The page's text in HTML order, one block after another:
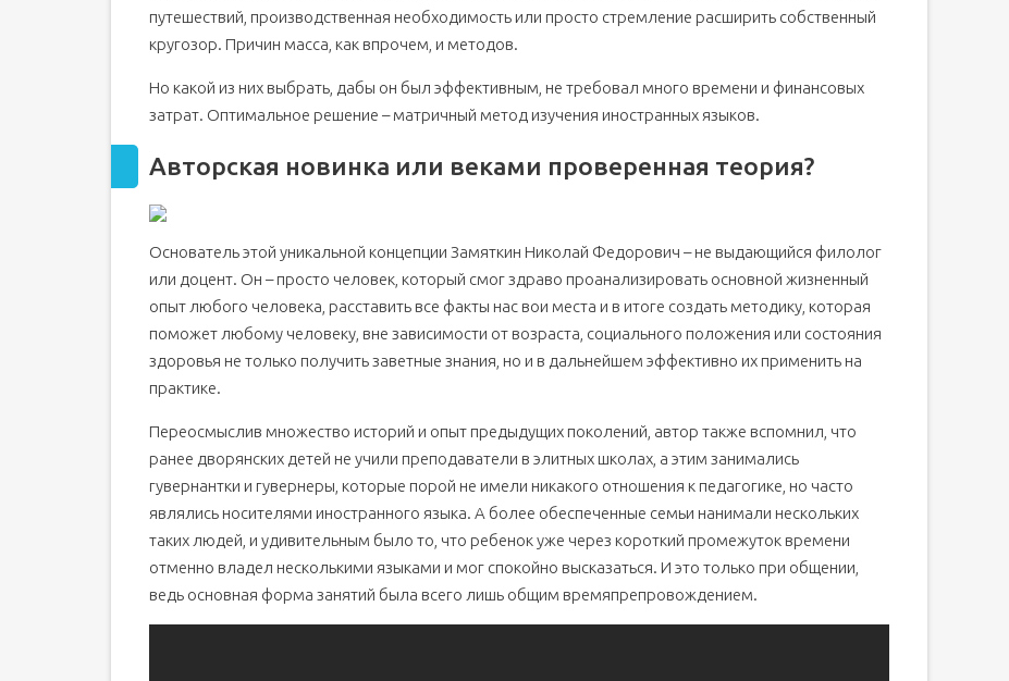
путешествий, производственная необходимость или просто стремление расширить собственный
кругозор. Причин масса, как впрочем, и методов.
Но какой из них выбрать, дабы он был эффективным, не требовал много времени и финансовых
затрат. Оптимальное решение – матричный метод изучения иностранных языков.
Авторская новинка или веками проверенная теория?
Основатель этой уникальной концепции Замяткин Николай Федорович – не выдающийся филолог
или доцент. Он – просто человек, который смог здраво проанализировать основной жизненный
опыт любого человека, расставить все факты нас вои места и в итоге создать методику, которая
поможет любому человеку, вне зависимости от возраста, социального положения или состояния
здоровья не только получить заветные знания, но и в дальнейшем эффективно их применить на
практике.
Переосмыслив множество историй и опыт предыдущих поколений, автор также вспомнил, что
ранее дворянских детей не учили преподаватели в элитных школах, а этим занимались
гувернантки и гувернеры, которые порой не имели никакого отношения к педагогике, но часто
являлись носителями иностранного языка. А более обеспеченные семьи нанимали нескольких
таких людей, и удивительным было то, что ребенок уже через короткий промежуток времени
отменно владел несколькими языками и мог спокойно высказаться. И это только при общении,
ведь основная форма занятий была всего лишь общим времяпрепровождением.